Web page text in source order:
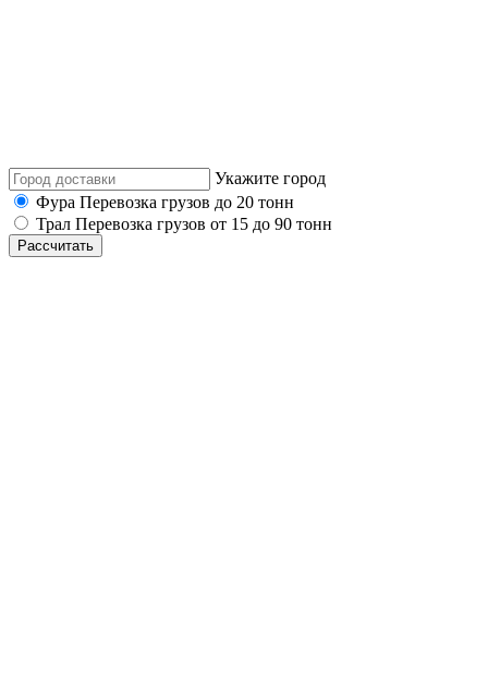
Укажите город
Фура Перевозка грузов до 20 тонн
Трал Перевозка грузов от 15 до 90 тонн
Рассчитать